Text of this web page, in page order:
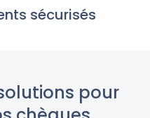
sécurisés
pour